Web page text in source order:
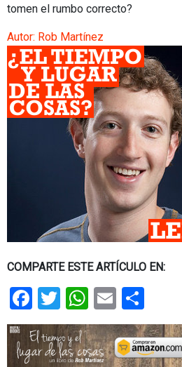
tomen el rumbo correcto?
Autor: Rob Martínez
COMPARTE ESTE ARTÍCULO EN:
Facebook
Twitter
WhatsApp
Email